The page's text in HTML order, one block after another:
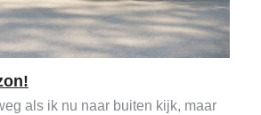
als ik nu naar buiten kijk, maar